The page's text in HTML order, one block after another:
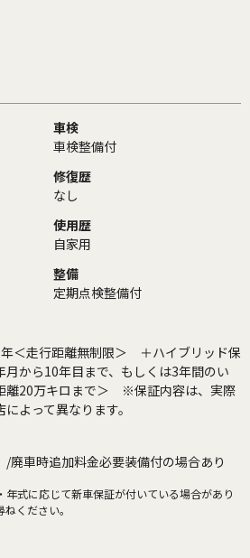
車検
車検整備付
修復歴
なし
使用歴
自家用
整備
定期点検整備付
＜走行距離無制限＞ ＋ハイブリッド保
から10年目まで、もしくは3年間のい
離20万キロまで＞ ※保証内容は、実際
よって異なります。
廃車時追加料金必要装備付の場合あり
年式に応じて新車保証が付いている場合があり
ください。